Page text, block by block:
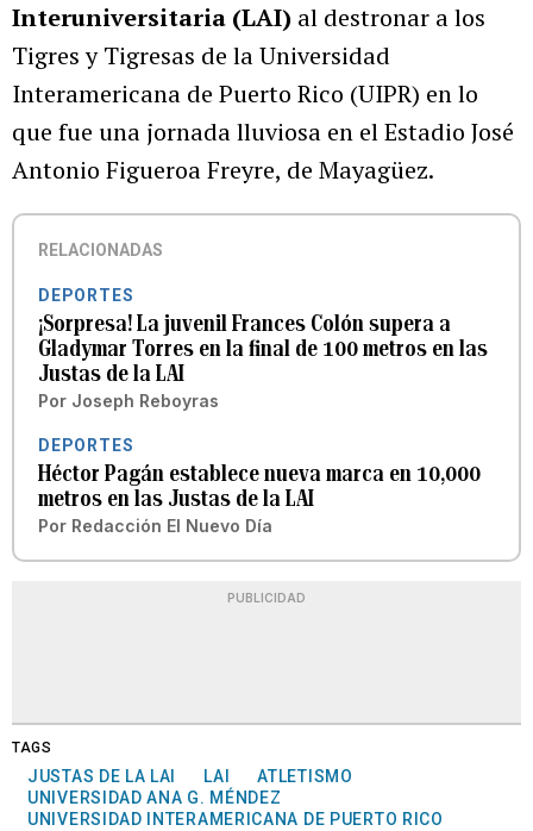
Interuniversitaria (LAI) al destronar a los
Tigres y Tigresas de la Universidad
Interamericana de Puerto Rico (UIPR) en lo
que fue una jornada lluviosa en el Estadio José
Antonio Figueroa Freyre, de Mayagüez.
RELACIONADAS
DEPORTES
¡Sorpresa! La juvenil Frances Colón supera a
Gladymar Torres en la final de 100 metros en las
Justas de la LAI
Por Joseph Reboyras
DEPORTES
Héctor Pagán establece nueva marca en 10,000
metros en las Justas de la LAI
Por Redacción El Nuevo Día
PUBLICIDAD
TAGS
JUSTAS DE LA LAI LAI
ATLETISMO
UNIVERSIDAD ANA G. MÉNDEZ
UNIVERSIDAD INTERAMERICANA DE PUERTO RICO